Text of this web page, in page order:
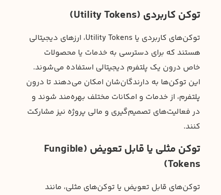
توکن کاربردی (Utility Tokens)
توکن‌های کاربردی یا Utility Tokens، ارزهای دیجیتالی
هستند که برای دسترسی به خدمات یا محصولات
خاص درون یک پلتفرم دیجیتالی استفاده می‌شوند.
این توکن‌ها به دارندگان‌شان امکان می‌دهند تا درون
پلتفرم، از خدمات و امکانات مختلف بهره‌مند شوند و
در فعالیت‌های تصمیم‌گیری و مالی پروژه نیز مشارکت
کنند.
توکن مثلی یا قابل تعویض (Fungible
Tokens)
توکن‌های قابل تعویض یا توکن‌های مثلی، مانند